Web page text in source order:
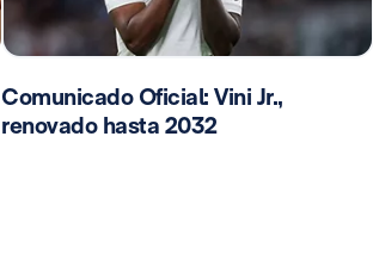
Comunicado Oficial: Vini Jr.,
renovado hasta 2032